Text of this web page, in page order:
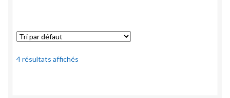
4 résultats affichés